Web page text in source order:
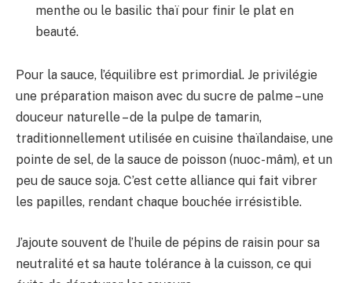
menthe ou le basilic thaï pour finir le plat en
beauté.
Pour la sauce, l’équilibre est primordial. Je privilégie
une préparation maison avec du sucre de palme – une
douceur naturelle – de la pulpe de tamarin,
traditionnellement utilisée en cuisine thaïlandaise, une
pointe de sel, de la sauce de poisson (nuoc-mâm), et un
peu de sauce soja. C’est cette alliance qui fait vibrer
les papilles, rendant chaque bouchée irrésistible.
J’ajoute souvent de l’huile de pépins de raisin pour sa
neutralité et sa haute tolérance à la cuisson, ce qui